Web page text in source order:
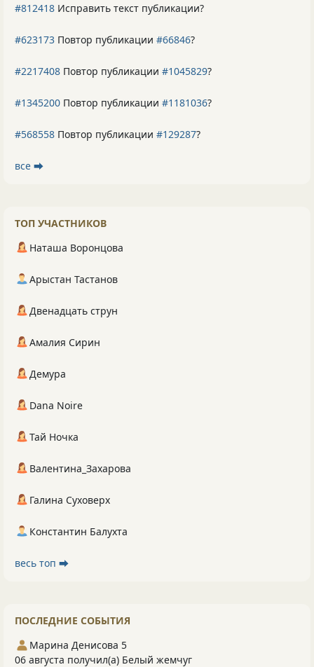
#812418 Исправить текст публикации?
#623173 Повтор публикации #66846?
#2217408 Повтор публикации #1045829?
#1345200 Повтор публикации #1181036?
#568558 Повтор публикации #129287?
все ⮕
ТОП УЧАСТНИКОВ
Наташа Воронцова
Арыстан Тастанов
Двенадцать струн
Амалия Сирин
Демура
Dana Noire
Тай Ночка
Валентина_Захарова
Галина Суховерх
Константин Балухта
весь топ ⮕
ПОСЛЕДНИЕ СОБЫТИЯ
Марина Денисова 5
06 августа получил(а) Белый жемчуг